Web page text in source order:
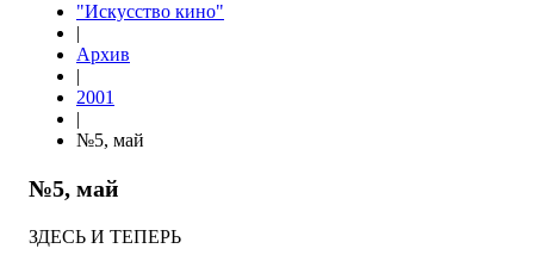
"Искусство кино"
|
Архив
|
2001
|
№5, май
№5, май
ЗДЕСЬ И ТЕПЕРЬ